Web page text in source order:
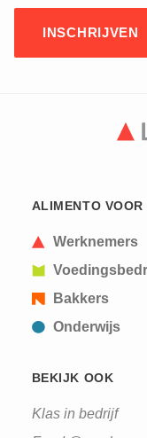
ALIMENTO VOOR
Werknemers
Bakkers
Onderwijs
BEKIJK OOK
Klas in bedrijf